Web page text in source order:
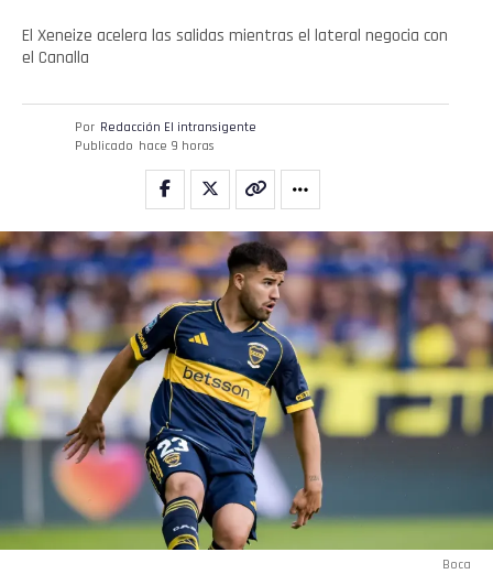
El Xeneize acelera las salidas mientras el lateral negocia con
el Canalla
Por Redacción El intransigente
Publicado hace 9 horas
Boca